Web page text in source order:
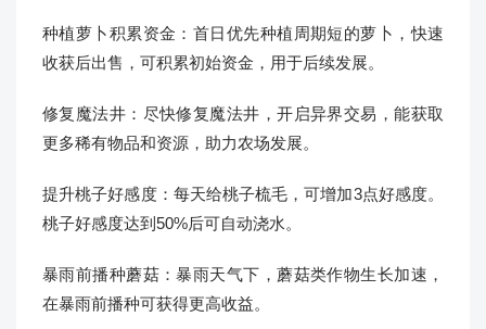
种植萝卜积累资金：首日优先种植周期短的萝卜，快速
收获后出售，可积累初始资金，用于后续发展。
修复魔法井：尽快修复魔法井，开启异界交易，能获取
更多稀有物品和资源，助力农场发展。
提升桃子好感度：每天给桃子梳毛，可增加3点好感度。
桃子好感度达到50%后可自动浇水。
暴雨前播种蘑菇：暴雨天气下，蘑菇类作物生长加速，
在暴雨前播种可获得更高收益。